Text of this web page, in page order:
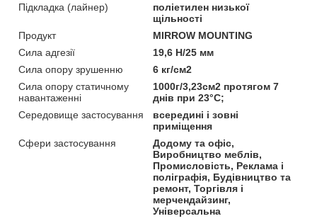
Підкладка (лайнер)
поліетилен низької
щільності
Продукт
MIRROW MOUNTING
Сила адгезії
19,6 Н/25 мм
Сила опору зрушенню
6 кг/см2
Сила опору статичному
навантаженні
1000г/3,23см2 протягом 7
днів при 23°C;
Середовище застосування
всередині і зовні
приміщення
Сфери застосування
Додому та офіс,
Виробництво меблів,
Промисловість, Реклама і
поліграфія, Будівництво та
ремонт, Торгівля і
мерчендайзинг,
Універсальна